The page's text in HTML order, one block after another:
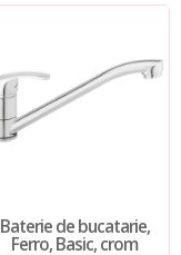
Baterie de bucatarie,
Ferro, Basic, crom